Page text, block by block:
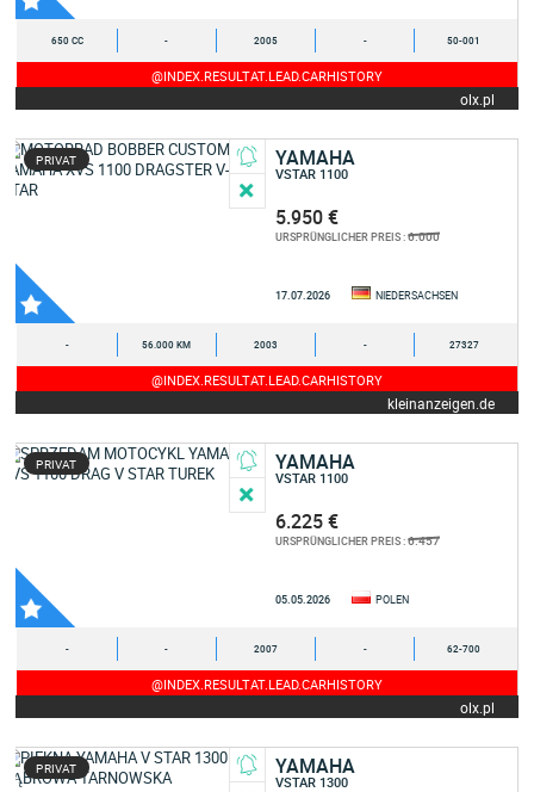
650 CC - 2005 - 50-001
@INDEX.RESULTAT.LEAD.CARHISTORY
olx.pl
PRIVAT YAMAHA
VSTAR 1100
5.950 €
URSPRÜNGLICHER PREIS :6.000
17.07.2026 NIEDERSACHSEN
- 56.000 KM 2003 - 27327
@INDEX.RESULTAT.LEAD.CARHISTORY
kleinanzeigen.de
PRIVAT YAMAHA
VSTAR 1100
6.225 €
URSPRÜNGLICHER PREIS :6.457
05.05.2026 POLEN
- - 2007 - 62-700
@INDEX.RESULTAT.LEAD.CARHISTORY
olx.pl
PRIVAT YAMAHA
VSTAR 1300